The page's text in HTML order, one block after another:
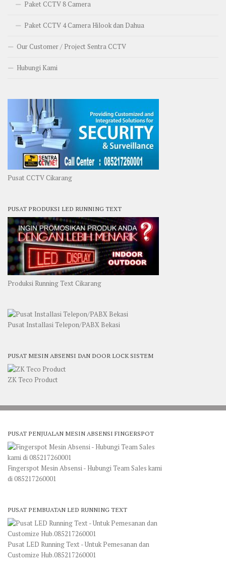
Paket CCTV 8 Camera
Paket CCTV 4 Camera Hilook dan Dahua
Our Customer / Project Sentra CCTV
Hubungi Kami
Pusat CCTV Cikarang
PUSAT PRODUKSI LED RUNNING TEXT
Produksi Running Text Cikarang
Pusat Installasi Telepon/PABX Bekasi
PUSAT MESIN ABSENSI DAN DOOR LOCK SISTEM
ZK Teco Product
PUSAT PENJUALAN MESIN ABSENSI FINGERSPOT
Fingerspot Mesin Absensi - Hubungi Team Sales kami
di 085217260001
PUSAT PEMBUATAN LED RUNNING TEXT
Pusat LED Running Text - Untuk Pemesanan dan
Customize Hub.085217260001